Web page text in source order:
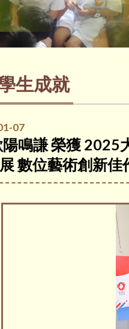
生成就
07
鳴謙 榮獲 2025
數位藝術創新佳